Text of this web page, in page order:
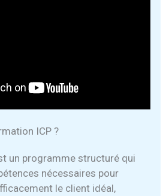
ICP ?
un programme structuré qui
nécessaires pour
le client idéal,